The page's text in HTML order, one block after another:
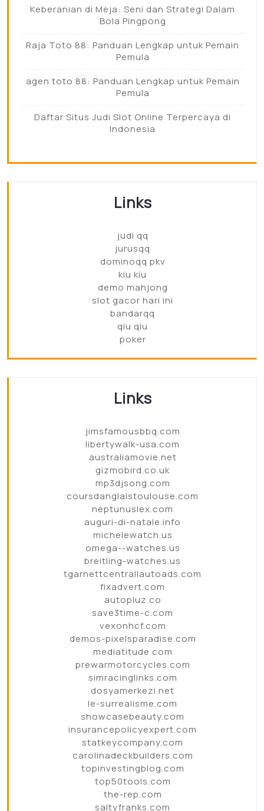
Keberanian di Meja: Seni dan Strategi Dalam
Bola Pingpong
Raja Toto 88: Panduan Lengkap untuk Pemain
Pemula
agen toto 88: Panduan Lengkap untuk Pemain
Pemula
Daftar Situs Judi Slot Online Terpercaya di
Indonesia
Links
judi qq
jurusqq
dominoqq pkv
kiu kiu
demo mahjong
slot gacor hari ini
bandarqq
qiu qiu
poker
Links
jimsfamousbbq.com
libertywalk-usa.com
australiamovie.net
gizmobird.co.uk
mp3djsong.com
coursdanglaistoulouse.com
neptunuslex.com
auguri-di-natale.info
michelewatch.us
omega--watches.us
breitling-watches.us
tgarnettcentrallautoads.com
fixadvert.com
autopluz.co
save3time-c.com
vexonhcf.com
demos-pixelsparadise.com
mediatitude.com
prewarmotorcycles.com
simracinglinks.com
dosyamerkezi.net
le-surrealisme.com
showcasebeauty.com
insurancepolicyexpert.com
statkeycompany.com
carolinadeckbuilders.com
topinvestingblog.com
top50tools.com
the-rep.com
saltyfranks.com